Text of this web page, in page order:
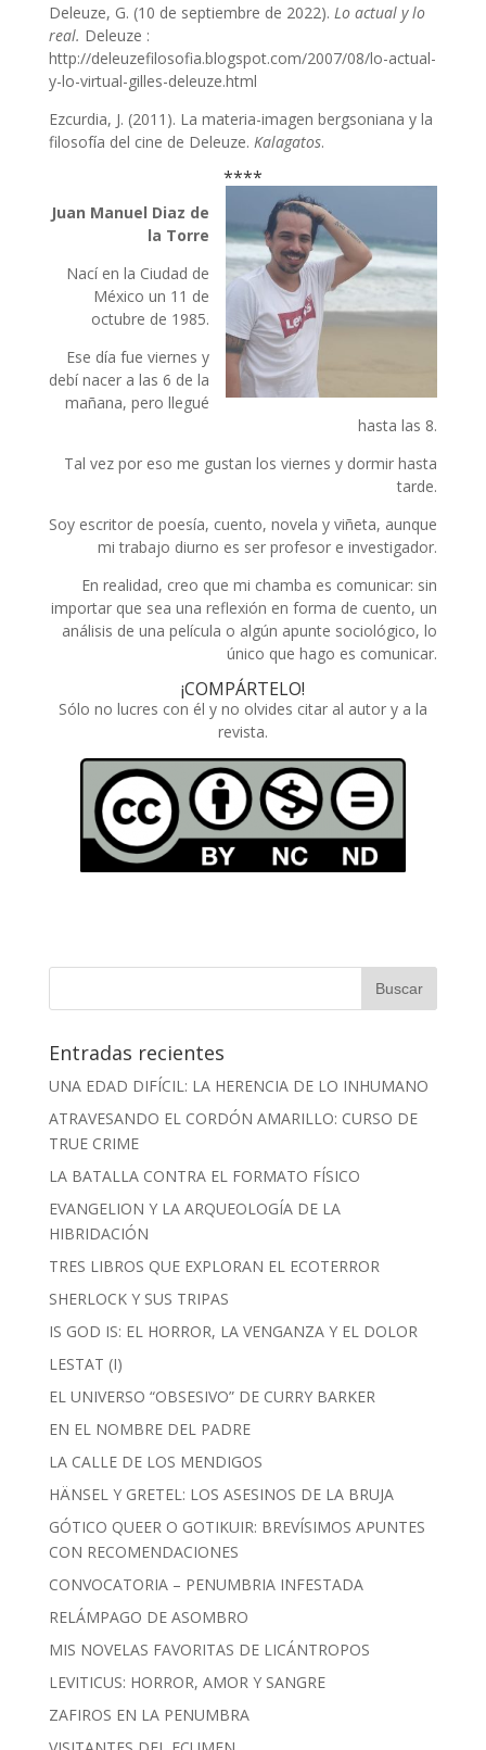
Deleuze, G. (10 de septiembre de 2022). Lo actual y lo
real. Deleuze :
http://deleuzefilosofia.blogspot.com/2007/08/lo-actual-
y-lo-virtual-gilles-deleuze.html
Ezcurdia, J. (2011). La materia-imagen bergsoniana y la
filosofía del cine de Deleuze. Kalagatos.
****
Juan Manuel Diaz de
la Torre
Nací en la Ciudad de
México un 11 de
octubre de 1985.
Ese día fue viernes y
debí nacer a las 6 de la
mañana, pero llegué
hasta las 8.
Tal vez por eso me gustan los viernes y dormir hasta
tarde.
Soy escritor de poesía, cuento, novela y viñeta, aunque
mi trabajo diurno es ser profesor e investigador.
En realidad, creo que mi chamba es comunicar: sin
importar que sea una reflexión en forma de cuento, un
análisis de una película o algún apunte sociológico, lo
único que hago es comunicar.
¡COMPÁRTELO!
Sólo no lucres con él y no olvides citar al autor y a la
revista.
Entradas recientes
UNA EDAD DIFÍCIL: LA HERENCIA DE LO INHUMANO
ATRAVESANDO EL CORDÓN AMARILLO: CURSO DE
TRUE CRIME
LA BATALLA CONTRA EL FORMATO FÍSICO
EVANGELION Y LA ARQUEOLOGÍA DE LA
HIBRIDACIÓN
TRES LIBROS QUE EXPLORAN EL ECOTERROR
SHERLOCK Y SUS TRIPAS
IS GOD IS: EL HORROR, LA VENGANZA Y EL DOLOR
LESTAT (I)
EL UNIVERSO “OBSESIVO” DE CURRY BARKER
EN EL NOMBRE DEL PADRE
LA CALLE DE LOS MENDIGOS
HÄNSEL Y GRETEL: LOS ASESINOS DE LA BRUJA
GÓTICO QUEER O GOTIKUIR: BREVÍSIMOS APUNTES
CON RECOMENDACIONES
CONVOCATORIA – PENUMBRIA INFESTADA
RELÁMPAGO DE ASOMBRO
MIS NOVELAS FAVORITAS DE LICÁNTROPOS
LEVITICUS: HORROR, AMOR Y SANGRE
ZAFIROS EN LA PENUMBRA